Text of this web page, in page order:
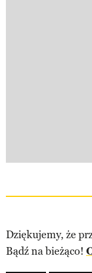
Dziękujemy, że
Bądź na bieżąco!